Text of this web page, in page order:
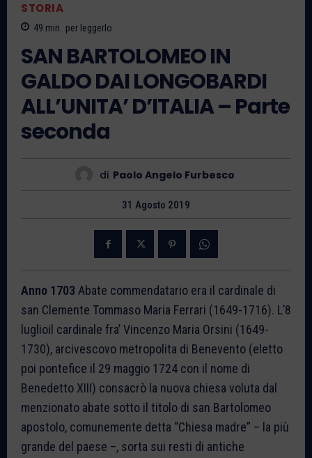
STORIA
49 min. per leggerlo
SAN BARTOLOMEO IN
GALDO DAI LONGOBARDI
ALL’UNITA’ D’ITALIA – Parte
seconda
di Paolo Angelo Furbesco
31 Agosto 2019
Anno 1703 Abate commendatario era il cardinale di
san Clemente Tommaso Maria Ferrari (1649-1716). L’8
luglioil cardinale fra’ Vincenzo Maria Orsini (1649-
1730), arcivescovo metropolita di Benevento (eletto
poi pontefice il 29 maggio 1724 con il nome di
Benedetto XIII) consacrò la nuova chiesa voluta dal
menzionato abate sotto il titolo di san Bartolomeo
apostolo, comunemente detta “Chiesa madre” – la più
grande del paese –, sorta sui resti di antiche